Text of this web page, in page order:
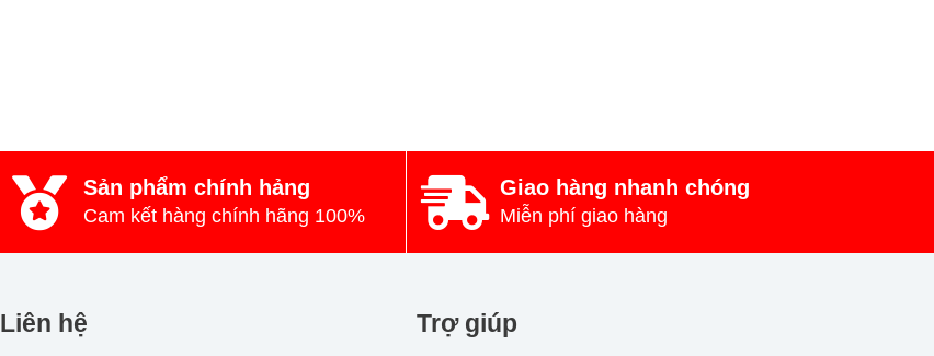
Sản phẩm chính hảng
Cam kết hàng chính hãng 100%
Giao hàng nhanh chóng
Miễn phí giao hàng
Liên hệ Trợ giúp